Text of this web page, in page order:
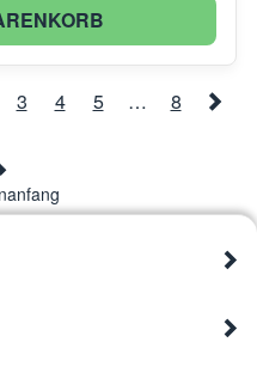
3 4 5 … 8